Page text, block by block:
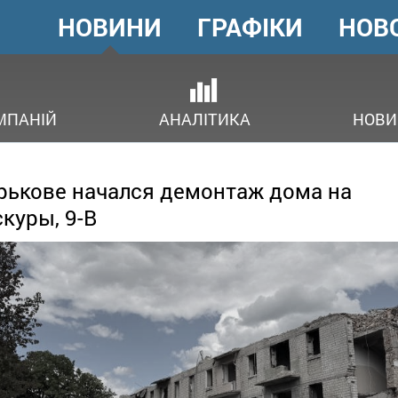
ГОЛОВНЕ
МЕНЮ
НОВИНИ
АНАЛІТИКА
ГРАФІКИ
начался демонтаж дома на
9-В